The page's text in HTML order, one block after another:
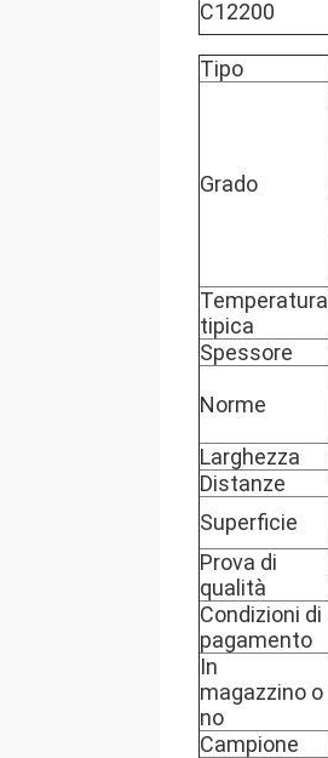
C12200
Tipo
Grado
Temperatura
tipica
Spessore
Norme
Larghezza
Distanze
Superficie
Prova di
qualità
Condizioni di
pagamento
In
magazzino o
no
Campione